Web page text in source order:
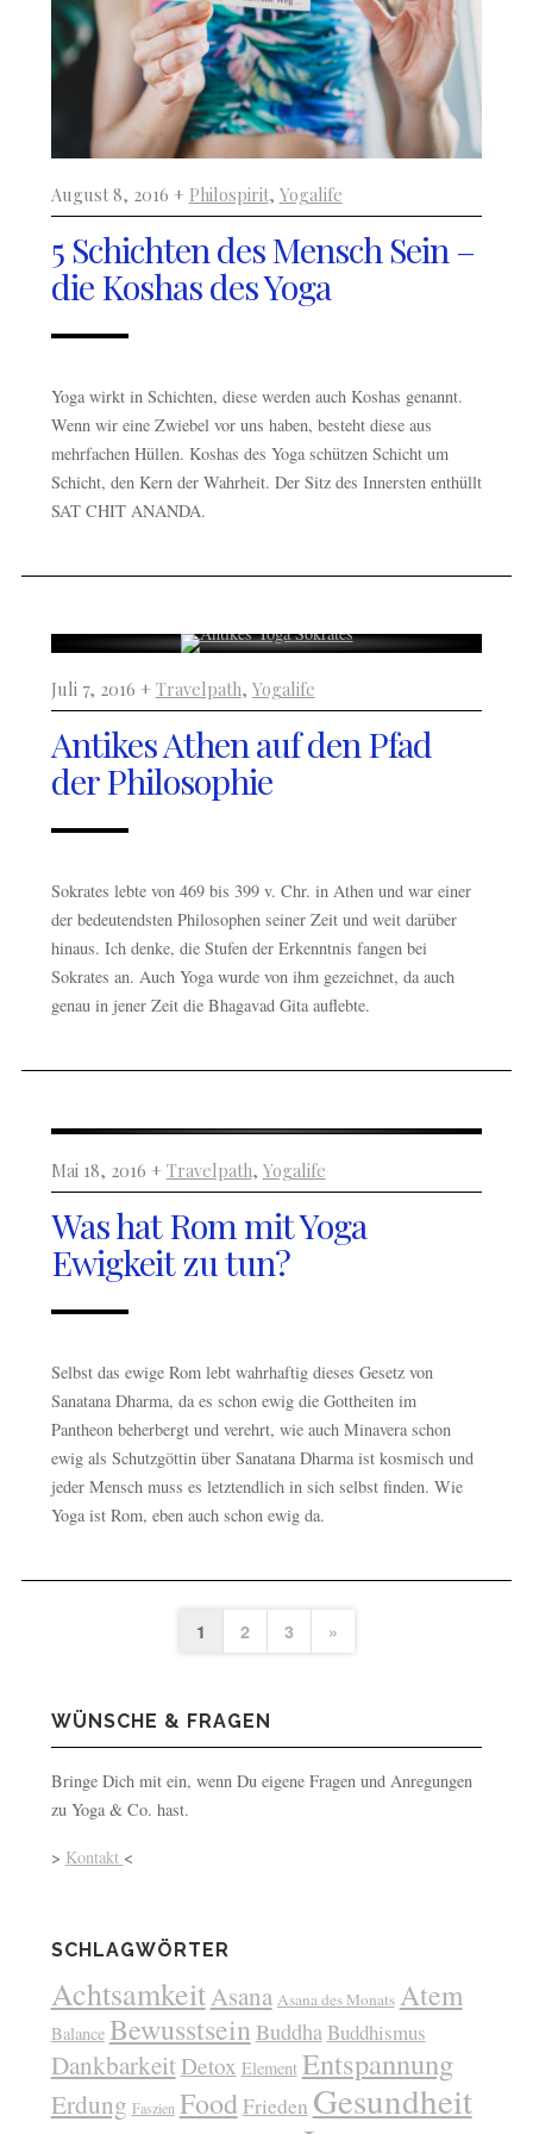
August 8, 2016 + Philospirit, Yogalife
5 Schichten des Mensch Sein –
die Koshas des Yoga
Yoga wirkt in Schichten, diese werden auch Koshas genannt.
Wenn wir eine Zwiebel vor uns haben, besteht diese aus
mehrfachen Hüllen. Koshas des Yoga schützen Schicht um
Schicht, den Kern der Wahrheit. Der Sitz des Innersten enthüllt
SAT CHIT ANANDA.
Juli 7, 2016 + Travelpath, Yogalife
Antikes Athen auf den Pfad
der Philosophie
Sokrates lebte von 469 bis 399 v. Chr. in Athen und war einer
der bedeutendsten Philosophen seiner Zeit und weit darüber
hinaus. Ich denke, die Stufen der Erkenntnis fangen bei
Sokrates an. Auch Yoga wurde von ihm gezeichnet, da auch
genau in jener Zeit die Bhagavad Gita auflebte.
Mai 18, 2016 + Travelpath, Yogalife
Was hat Rom mit Yoga
Ewigkeit zu tun?
Selbst das ewige Rom lebt wahrhaftig dieses Gesetz von
Sanatana Dharma, da es schon ewig die Gottheiten im
Pantheon beherbergt und verehrt, wie auch Minavera schon
ewig als Schutzgöttin über Sanatana Dharma ist kosmisch und
jeder Mensch muss es letztendlich in sich selbst finden. Wie
Yoga ist Rom, eben auch schon ewig da.
1 2 3 »
WÜNSCHE & FRAGEN
Bringe Dich mit ein, wenn Du eigene Fragen und Anregungen
zu Yoga & Co. hast.
> Kontakt <
SCHLAGWÖRTER
AchtsamkeitAsana Asana des Monats Atem
Balance Bewusstsein Buddha Buddhismus
DankbarkeitDetox Element Entspannung
Erdung Faszien Food Frieden Gesundheit